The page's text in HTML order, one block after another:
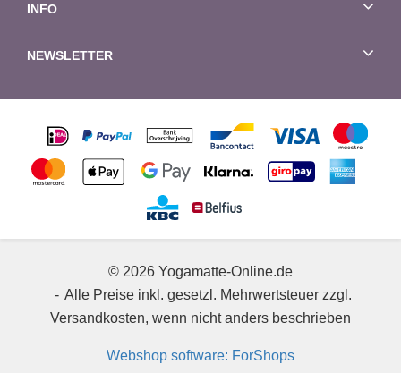
INFO
NEWSLETTER
© 2026 Yogamatte-Online.de
Alle Preise inkl. gesetzl. Mehrwertsteuer zzgl.
Versandkosten, wenn nicht anders beschrieben
Webshop software: ForShops